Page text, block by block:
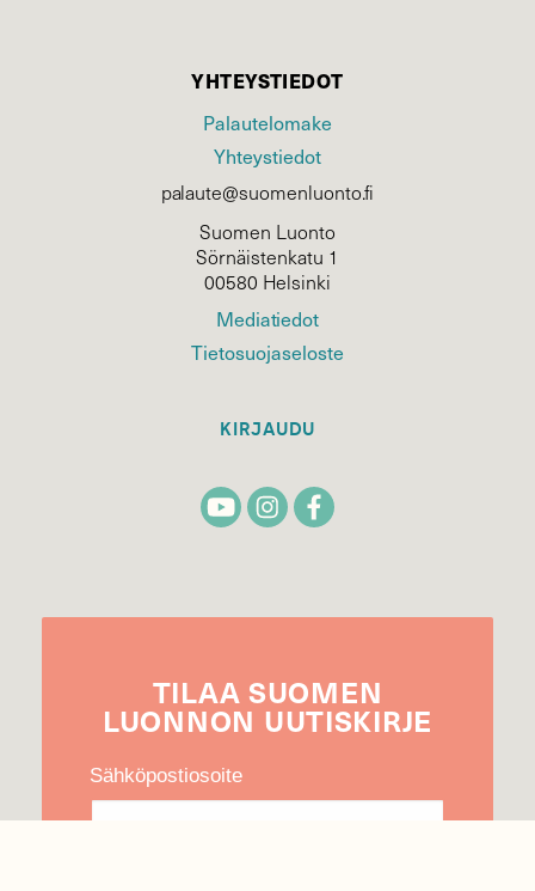
YHTEYSTIEDOT
Palautelomake
Yhteystiedot
palaute@suomenluonto.fi
Suomen Luonto
Sörnäistenkatu 1
00580 Helsinki
Mediatiedot
Tietosuojaseloste
KIRJAUDU
TILAA SUOMEN
LUONNON UUTIS­KIRJE
Sähköpostiosoite